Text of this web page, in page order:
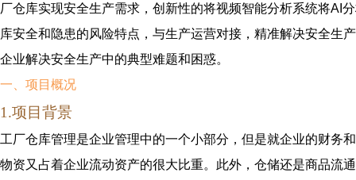
厂仓库实现安全生产需求，创新性的将视频智能分析系统将AI
库安全和隐患的风险特点，与生产运营对接，精准解决安全生
企业解决安全生产中的典型难题和困惑。
一、项目 概况
1.项目背景
工厂仓库管理是企业管理中的一个小部分，但是就企业的财务
物资又占着企业流动资产的很大比重。此外，仓储还是商品流